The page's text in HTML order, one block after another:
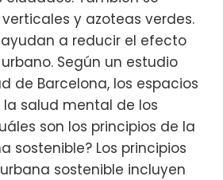
y azoteas verdes.
a reducir el efecto
Según un estudio
de Barcelona, los espacios
salud mental de los
son los principios de la
sostenible? Los principios
sostenible incluyen